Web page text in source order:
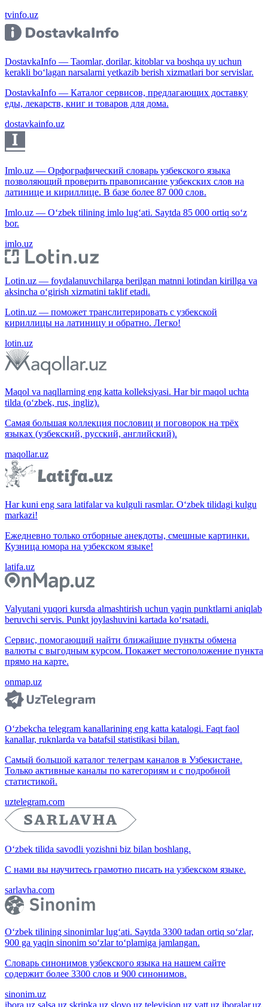
tvinfo.uz
DostavkaInfo — Taomlar, dorilar, kitoblar va boshqa uy uchun
kerakli bo‘lagan narsalarni yetkazib berish xizmatlari bor servislar.
DostavkaInfo — Каталог сервисов, предлагающих доставку
еды, лекарств, книг и товаров для дома.
dostavkainfo.uz
Imlo.uz — Орфографический словарь узбекского языка
позволяющий проверить правописание узбекских слов на
латинице и кириллице. В базе более 87 000 слов.
Imlo.uz — O‘zbek tilining imlo lug‘ati. Saytda 85 000 ortiq so‘z
bor.
imlo.uz
Lotin.uz — foydalanuvchilarga berilgan matnni lotindan kirillga va
aksincha o‘girish xizmatini taklif etadi.
Lotin.uz — поможет транслитерировать с узбекской
кириллицы на латиницу и обратно. Легко!
lotin.uz
Maqol va naqllarning eng katta kolleksiyasi. Har bir maqol uchta
tilda (o‘zbek, rus, ingliz).
Самая большая коллекция пословиц и поговорок на трёх
языках (узбекский, русский, английский).
maqollar.uz
Har kuni eng sara latifalar va kulguli rasmlar. O‘zbek tilidagi kulgu
markazi!
Ежедневно только отборные анекдоты, смешные картинки.
Кузница юмора на узбекском языке!
latifa.uz
Valyutani yuqori kursda almashtirish uchun yaqin punktlarni aniqlab
beruvchi servis. Punkt joylashuvini kartada ko‘rsatadi.
Сервис, помогающий найти ближайшие пункты обмена
валюты с выгодным курсом. Покажет местоположение пункта
прямо на карте.
onmap.uz
O‘zbekcha telegram kanallarining eng katta katalogi. Faqt faol
kanallar, ruknlarda va batafsil statistikasi bilan.
Самый большой каталог телеграм каналов в Узбекистане.
Только активные каналы по категориям и с подробной
статистикой.
uztelegram.com
O‘zbek tilida savodli yozishni biz bilan boshlang.
С нами вы научитесь грамотно писать на узбекском языке.
sarlavha.com
O‘zbek tilining sinonimlar lug‘ati. Saytda 3300 tadan ortiq so‘zlar,
900 ga yaqin sinonim so‘zlar to‘plamiga jamlangan.
Словарь синонимов узбекского языка на нашем сайте
содержит более 3300 слов и 900 синонимов.
sinonim.uz